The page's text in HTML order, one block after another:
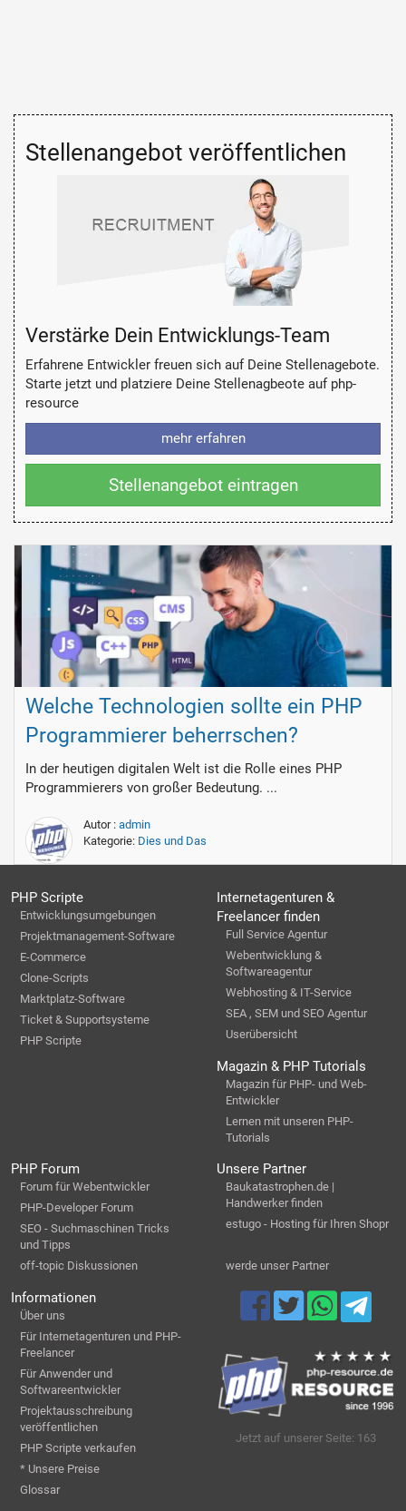
Stellenangebot veröffentlichen
Verstärke Dein Entwicklungs-Team
Erfahrene Entwickler freuen sich auf Deine Stellenagebote.
Starte jetzt und platziere Deine Stellenagbeote auf php-
resource
mehr erfahren
Stellenangebot eintragen
Welche Technologien sollte ein PHP
Programmierer beherrschen?
In der heutigen digitalen Welt ist die Rolle eines PHP
Programmierers von großer Bedeutung. ...
Autor : admin
Kategorie: Dies und Das
PHP Scripte
Entwicklungsumgebungen
Projektmanagement-Software
E-Commerce
Clone-Scripts
Marktplatz-Software
Ticket & Supportsysteme
PHP Scripte
Internetagenturen &
Freelancer finden
Full Service Agentur
Webentwicklung &
Softwareagentur
Webhosting & IT-Service
SEA , SEM und SEO Agentur
Userübersicht
Magazin & PHP Tutorials
Magazin für PHP- und Web-
Entwickler
Lernen mit unseren PHP-
Tutorials
PHP Forum
Forum für Webentwickler
PHP-Developer Forum
SEO - Suchmaschinen Tricks
und Tipps
off-topic Diskussionen
Unsere Partner
Baukatastrophen.de |
Handwerker finden
estugo - Hosting für Ihren Shopr
werde unser Partner
Informationen
Über uns
Für Internetagenturen und PHP-
Freelancer
Für Anwender und
Softwareentwickler
Projektausschreibung
veröffentlichen
PHP Scripte verkaufen
* Unsere Preise
Glossar
Jetzt auf unserer Seite: 163